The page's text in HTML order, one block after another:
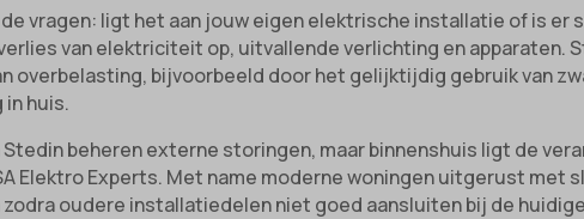
vragen: ligt het aan jouw eigen elektrische installatie of is er
van elektriciteit op, uitvallende verlichting en apparaten.
overbelasting, bijvoorbeeld door het gelijktijdig gebruik van
huis.
beheren externe storingen, maar binnenshuis ligt de
Elektro Experts. Met name moderne woningen uitgerust met
oudere installatiedelen niet goed aansluiten bij de